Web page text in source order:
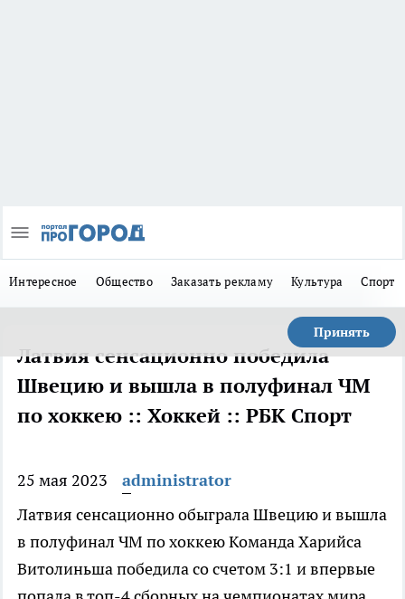
Интересное Общество Заказать рекламу Культура Спорт
Принять
Латвия сенсационно победила
Швецию и вышла в полуфинал ЧМ
по хоккею :: Хоккей :: РБК Спорт
25 мая 2023
administrator
Латвия сенсационно обыграла Швецию и вышла
в полуфинал ЧМ по хоккеюКоманда Харийса
Витолиньша победила со счетом 3:1 и впервые